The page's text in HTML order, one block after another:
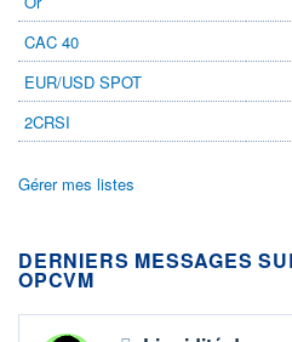
CAC 40
EUR/USD SPOT
2CRSI
Gérer mes listes
DERNIERS MESSAGES
OPCVM